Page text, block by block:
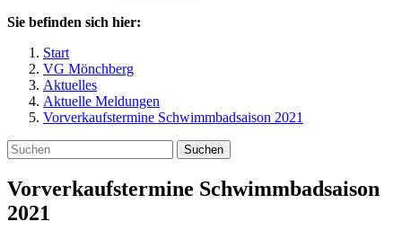
Sie befinden sich hier:
Start
VG Mönchberg
Aktuelles
Aktuelle Meldungen
Vorverkaufstermine Schwimmbadsaison 2021
Suchen
Vorverkaufstermine Schwimmbadsaison
2021